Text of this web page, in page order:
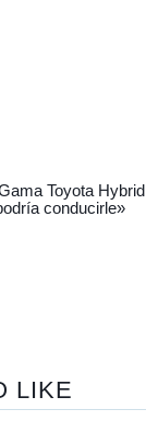
Toyota Hybrid
conducirle»
LIKE